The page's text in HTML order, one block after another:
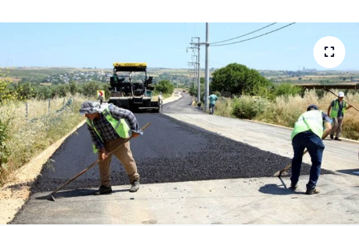
Genel
Bilim, Teknoloji